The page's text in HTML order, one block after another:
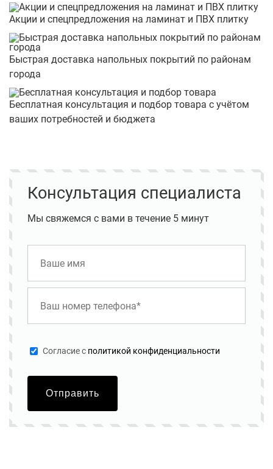
Акции и спецпредложения на ламинат и ПВХ плитку
Быстрая доставка напольных покрытий по районам
города
Бесплатная консультация и подбор товара с учётом
ваших потребностей и бюджета
Консультация специалиста
Мы свяжемся с вами в течение 5 минут
Cогласие с политикой конфиденциальности
Отправить